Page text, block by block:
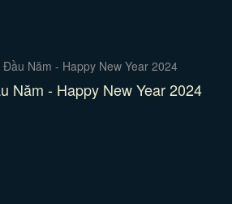
Năm - Happy New Year 2024